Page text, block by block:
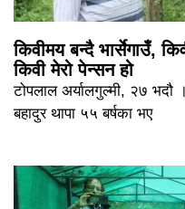
किवीमय बन्दै भार्सेगाउँ,
किवी मेरो पेन्सन हो
टोपलाल अर्यालगुल्मी, २७ भदौ
बहादुर थापा ५५ बर्षका भए